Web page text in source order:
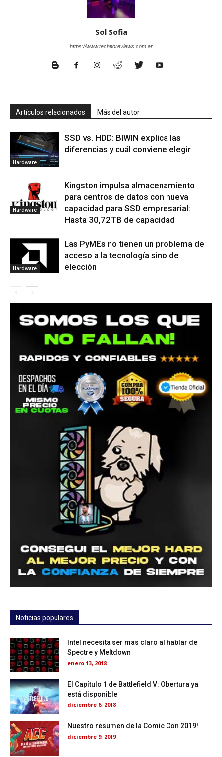
Sol Sofia
https://www.technoreviews.com.ar
Artículos relacionados Más del autor
Hardware
SSD vs. HDD: BIWIN explica las
diferencias y cuál conviene elegir
Hardware
Kingston impulsa almacenamiento
para centros de datos con nueva
capacidad para SSD empresarial:
Hasta 30,72TB de capacidad
Hardware
Las PyMEs no tienen un problema de
acceso a la tecnología sino de
elección
Noticias populares
Intel necesita ser mas claro al hablar de
Spectre y Meltdown
enero 13, 2018
El Capítulo 1 de Battlefield V: Obertura ya
está disponible
diciembre 6, 2018
Nuestro resumen de la Comic Con 2019!
diciembre 9, 2019